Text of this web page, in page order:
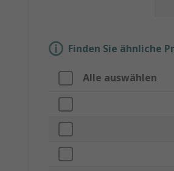
Finden Sie ähnliche
Alle auswählen